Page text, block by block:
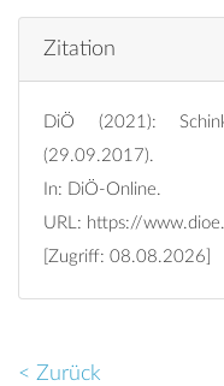
Zitation
DiÖ (2021):
(29.09.2017).
In: DiÖ-Online.
URL: https://
[Zugriff: 08.08.2026]
< Zurück